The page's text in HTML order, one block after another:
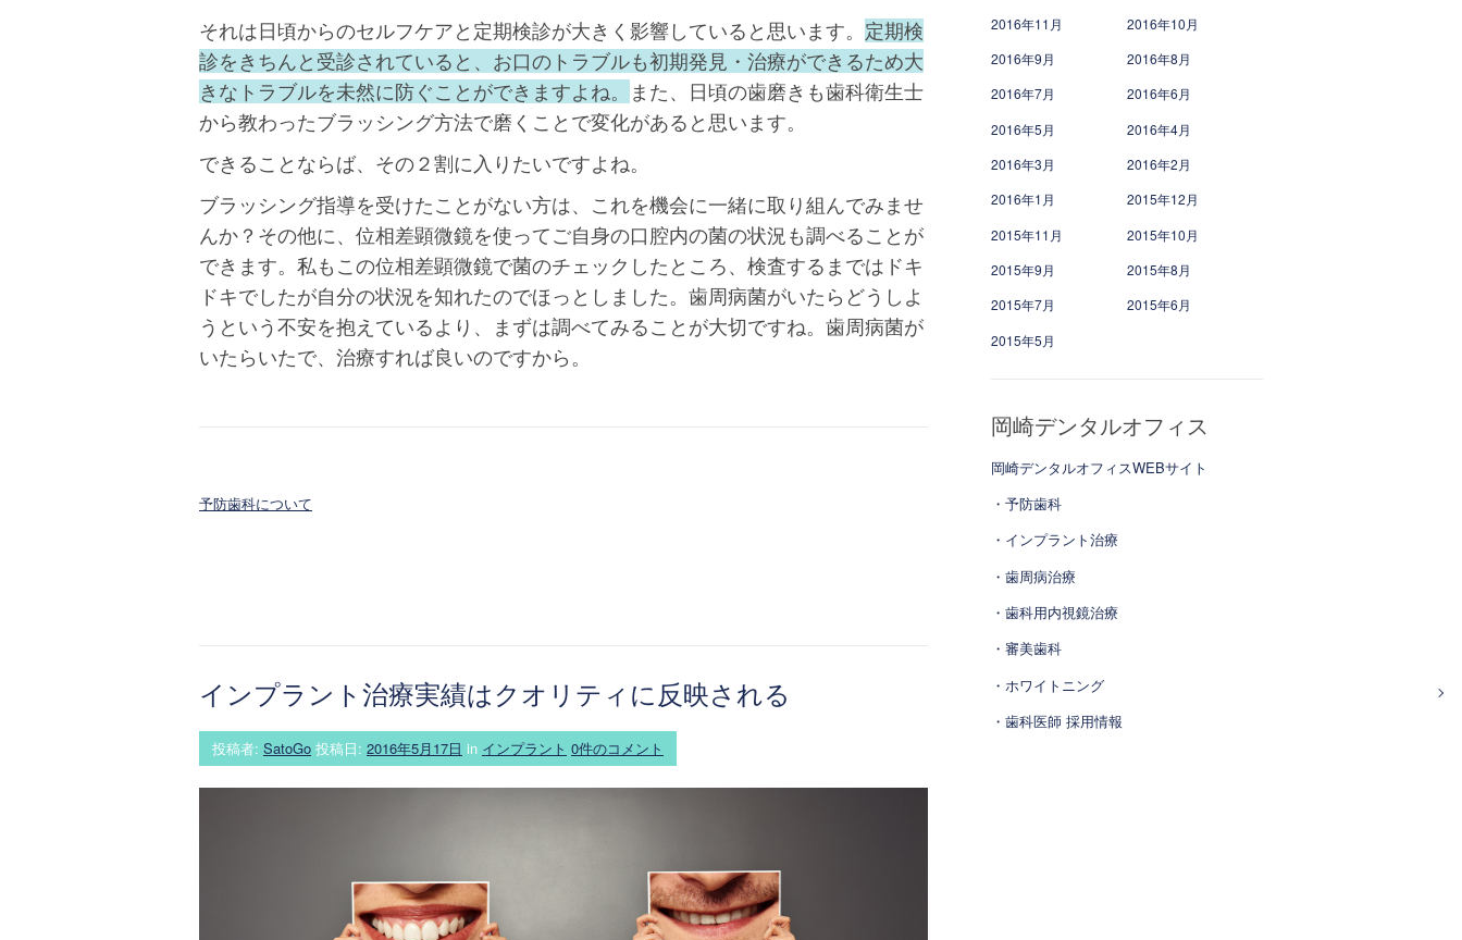
それは日頃からのセルフケアと定期検診が大きく影響していると思います。 定期検
診をきちんと受診されていると、お口のトラブルも初期発見・治療ができるため大
きなトラブルを未然に防ぐことができますよね。
また、日頃の歯磨きも歯科衛生士
から教わったブラッシング方法で磨くことで変化があると思います。
できることならば、その２割に入りたいですよね。
ブラッシング指導を受けたことがない方は、これを機会に一緒に取り組んでみませ
んか？その他に、位相差顕微鏡を使ってご自身の口腔内の菌の状況も調べることが
できます。私もこの位相差顕微鏡で菌のチェックしたところ、検査するまではドキ
ドキでしたが自分の状況を知れたのでほっとしました。歯周病菌がいたらどうしよ
うという不安を抱えているより、まずは調べてみることが大切ですね。歯周病菌が
いたらいたで、治療すれば良いのですから。
予防歯科について
インプラント治療実績はクオリティに反映される
投稿者: SatoGo 投稿日: 2016年5月17日 in インプラント 0件のコメント
2016年11月
2016年10月
2016年9月
2016年8月
2016年7月
2016年6月
2016年5月
2016年4月
2016年3月
2016年2月
2016年1月
2015年12月
2015年11月
2015年10月
2015年9月
2015年8月
2015年7月
2015年6月
2015年5月
岡崎デンタルオフィス
岡崎デンタルオフィスWEBサイト
・予防歯科
・インプラント治療
・歯周病治療
・歯科用内視鏡治療
・審美歯科
・ホワイトニング
・歯科医師 採用情報